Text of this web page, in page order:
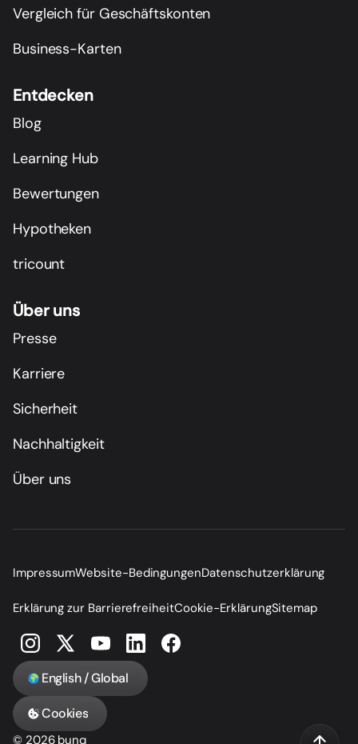
Vergleich für Geschäftskonten
Business-Karten
Entdecken
Blog
Learning Hub
Bewertungen
Hypotheken
tricount
Über uns
Presse
Karriere
Sicherheit
Nachhaltigkeit
Über uns
ImpressumWebsite-BedingungenDatenschutzerklärung
Erklärung zur BarrierefreiheitCookie-ErklärungSitemap
English / Global
Cookies
© 2026 bunq